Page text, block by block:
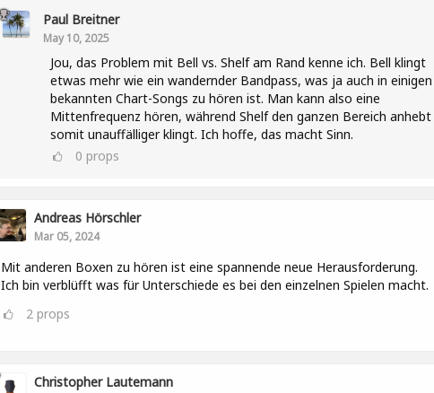
Paul Breitner
May 10, 2025
Jou, das Problem mit Bell vs. Shelf am Rand kenne ich. Bell klingt
etwas mehr wie ein wandernder Bandpass, was ja auch in einigen
bekannten Chart-Songs zu hören ist. Man kann also eine
Mittenfrequenz hören, während Shelf den ganzen Bereich anhebt
somit unauffälliger klingt. Ich hoffe, das macht Sinn.
0 props
Andreas Hörschler
Mar 05, 2024
Mit anderen Boxen zu hören ist eine spannende neue Herausforderung.
Ich bin verblüfft was für Unterschiede es bei den einzelnen Spielen macht.
2props
Christopher Lautemann